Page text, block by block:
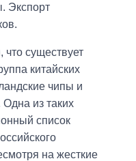
Экспорт
что существует
китайских
чипы и
Одна из таких
список
на жесткие